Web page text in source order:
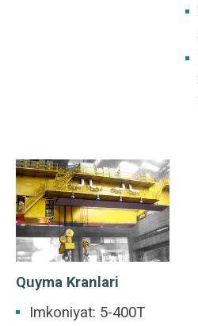
Quyma Kranlari
Imkoniyat: 5-400T